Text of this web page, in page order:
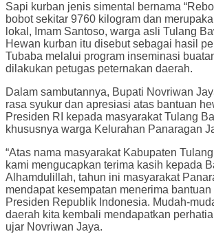
Sapi kurban jenis simental bernama
bobot sekitar 9760 kilogram dan
lokal, Imam Santoso, warga asli Tulang
Hewan kurban itu disebut sebagai hasil
Tubaba melalui program inseminasi
dilakukan petugas peternakan daerah.
Dalam sambutannya, Bupati Novriwan
rasa syukur dan apresiasi atas bantuan
Presiden RI kepada masyarakat Tulang
khususnya warga Kelurahan Panaragan
“Atas nama masyarakat Kabupaten
kami mengucapkan terima kasih kepada
Alhamdulillah, tahun ini masyarakat
mendapat kesempatan menerima
Presiden Republik Indonesia. Mudah-
daerah kita kembali mendapatkan
ujar Novriwan Jaya.